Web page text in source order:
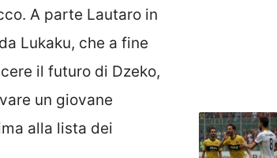
A parte Lautaro in
Lukaku, che a fine
il futuro di Dzeko,
un giovane
alla lista dei